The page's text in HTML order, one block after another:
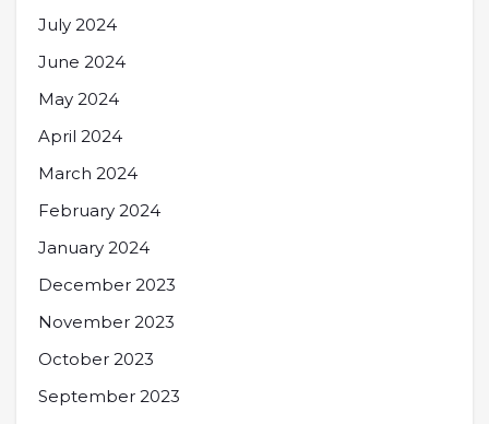
July 2024
June 2024
May 2024
April 2024
March 2024
February 2024
January 2024
December 2023
November 2023
October 2023
September 2023